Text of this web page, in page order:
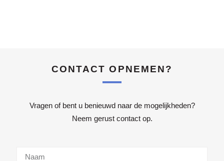
CONTACT OPNEMEN?
Vragen of bent u benieuwd naar de mogelijkheden?
Neem gerust contact op.